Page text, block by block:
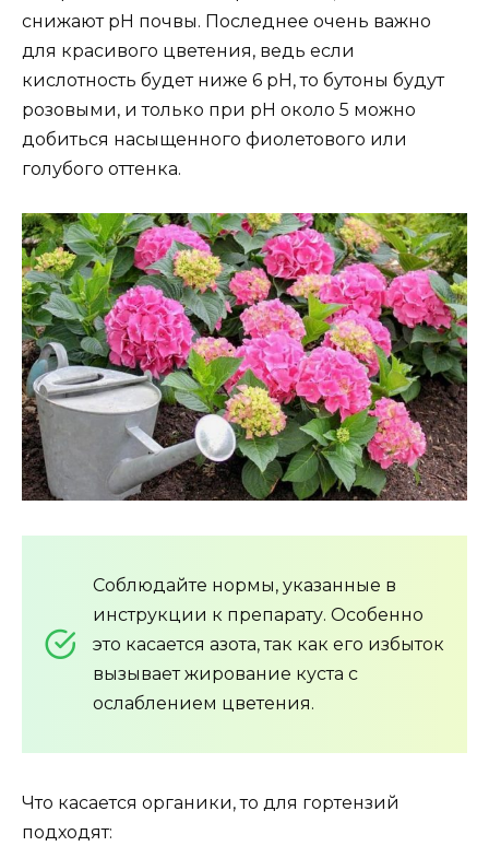
снижают рН почвы. Последнее очень важно
для красивого цветения, ведь если
кислотность будет ниже 6 рН, то бутоны будут
розовыми, и только при рН около 5 можно
добиться насыщенного фиолетового или
голубого оттенка.
Соблюдайте нормы, указанные в
инструкции к препарату. Особенно
это касается азота, так как его избыток
вызывает жирование куста с
ослаблением цветения.
Что касается органики, то для гортензий
подходят: